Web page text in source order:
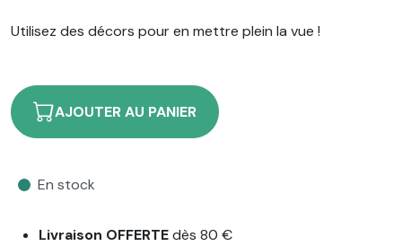
Utilisez des décors pour en mettre plein la vue !
AJOUTER AU PANIER
En stock
Livraison OFFERTEdès 80 €